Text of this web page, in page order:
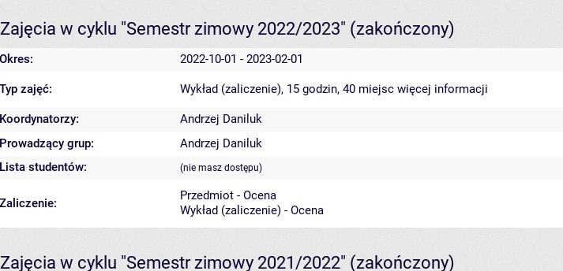
Zajęcia w cyklu "Semestr zimowy 2022/2023" (zakończony)
Okres: 2022-10-01 - 2023-02-01
Typ zajęć: Wykład (zaliczenie), 15 godzin, 40 miejsc więcej informacji
Koordynatorzy:
Andrzej Daniluk
Prowadzący grup:
Andrzej Daniluk
Lista studentów:
(nie masz dostępu)
Zaliczenie:
Przedmiot - Ocena
Wykład (zaliczenie) - Ocena
Zajęcia w cyklu "Semestr zimowy 2021/2022" (zakończony)